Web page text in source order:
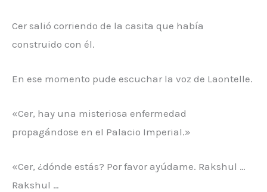
Cer salió corriendo de la casita que había
construido con él.
En ese momento pude escuchar la voz de Laontelle.
«Cer, hay una misteriosa enfermedad
propagándose en el Palacio Imperial.»
«Cer, ¿dónde estás? Por favor ayúdame. Rakshul …
Rakshul …